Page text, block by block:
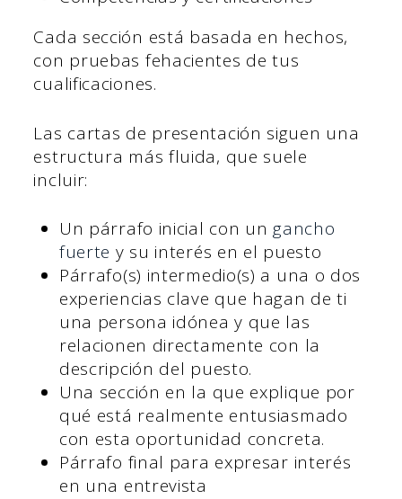
Cada sección está basada en hechos,
con pruebas fehacientes de tus
cualificaciones.
Las cartas de presentación siguen una
estructura más fluida, que suele
incluir:
Un párrafo inicial con ungancho
fuerte y su interés en el puesto
Párrafo(s) intermedio(s) a una o dos
experiencias clave que hagan de ti
una persona idónea y que las
relacionen directamente con la
descripción del puesto.
Una sección en la que explique por
qué está realmente entusiasmado
con esta oportunidad concreta.
Párrafo final para expresar interés
en una entrevista